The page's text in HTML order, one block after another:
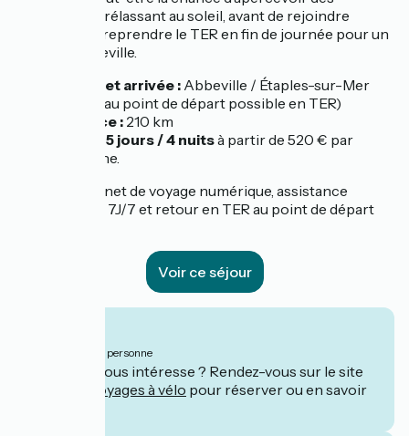
phoques se prélassant au soleil, avant de rejoindre
Étaples et de reprendre le TER en fin de journée pour un
retour à Abbeville.
Départ et arrivée : Abbeville / Étaples-sur-Mer
(retour au point de départ possible en TER)
Distance : 210 km
Durée : 5 jours / 4 nuitsà partir de 520 € par
personne.
carnet de voyage numérique, assistance
téléphonique 7J/7 et retour en TER au point de départ
Voir ce séjour
par personne
Ce séjour vous intéresse ? Rendez-vous sur le site
Ch'tis voyages à vélo pour réserver ou en savoir